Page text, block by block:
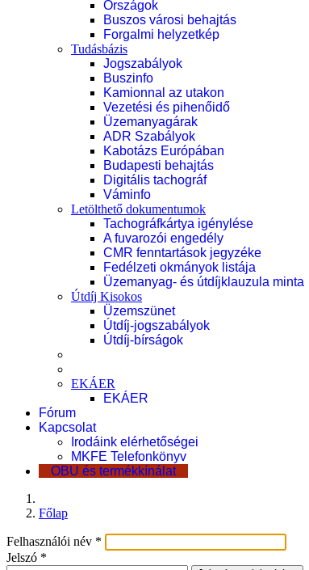
Országok
Buszos városi behajtás
Forgalmi helyzetkép
Tudásbázis
Jogszabályok
Buszinfo
Kamionnal az utakon
Vezetési és pihenőidő
Üzemanyagárak
ADR Szabályok
Kabotázs Európában
Budapesti behajtás
Digitális tachográf
Váminfo
Letölthető dokumentumok
Tachográfkártya igénylése
A fuvarozói engedély
CMR fenntartások jegyzéke
Fedélzeti okmányok listája
Üzemanyag- és útdíjklauzula minta
Útdíj Kisokos
Üzemszünet
Útdíj-jogszabályok
Útdíj-bírságok
EKÁER
EKÁER
Fórum
Kapcsolat
Irodáink elérhetőségei
MKFE Telefonkönyv
OBU és termékkínálat
Főlap
Felhasználói név *
Jelszó *